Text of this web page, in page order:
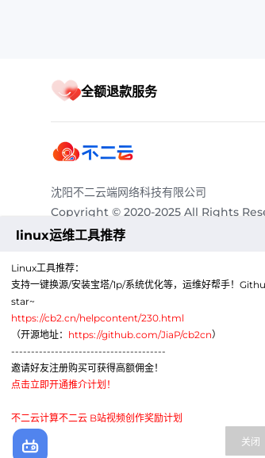
全额退款服务
沈阳不二云端网络科技有限公司
Copyright © 2020-2025 All Rights
有
电子邮箱：
Telegram：https://t.me/a86cc
商务QQ：3515655888
公司地
址：
辽宁省沈阳市沈北新区道义北大
A760
linux运维工具推荐
Linux工具推荐：
支持一键换源/安装宝塔/1p/系统优化等，运维好帮手！
star~
https://cb2.cn/helpcontent/230.html
（开源地址： https://github.com/JiaP/cb2cn）
---------------------------------------
邀请好友注册购买可获得高额佣金！
点击立即开通推介计划！
不二云计算不二云 B站视频创作奖励计划
关闭